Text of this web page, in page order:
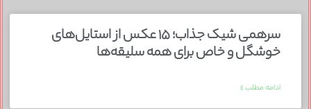
سرهمی شیک جذاب؛ ۱۵ عکس از استایل‌های
خوشگل و خاص برای همه سلیقه‌ها
ادامه مطلب »